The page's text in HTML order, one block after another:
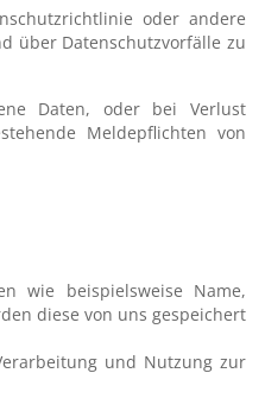
oder andere
über Datenschutzvorfälle zu
Daten, oder bei Verlust
Meldepflichten von
wie beispielsweise Name,
diese von uns gespeichert
und Nutzung zur